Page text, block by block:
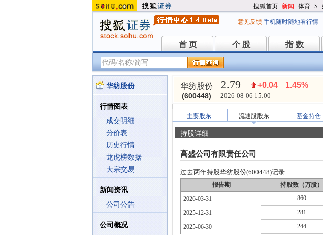
搜狐首页-新闻 -体育-S -
意见反馈 手机随时随地看行情
首 页
首 页 个 股
个 股 指 数
指 数
华纺股份
行情图表
成交明细
分价表
历史行情
龙虎榜数据
大宗交易
新闻资讯
公司公告
公司概况
华纺股份
(600448)
2.79 +0.04 1.45%
2026-08-06 15:00
主要股东 流通股股东 基金持仓
持股详细
高盛公司有限责任公司
过去两年持股华纺股份(600448)记录
报告期 持股数（万股）
2026-03-31
860
2025-12-31 281
2025-06-30 244